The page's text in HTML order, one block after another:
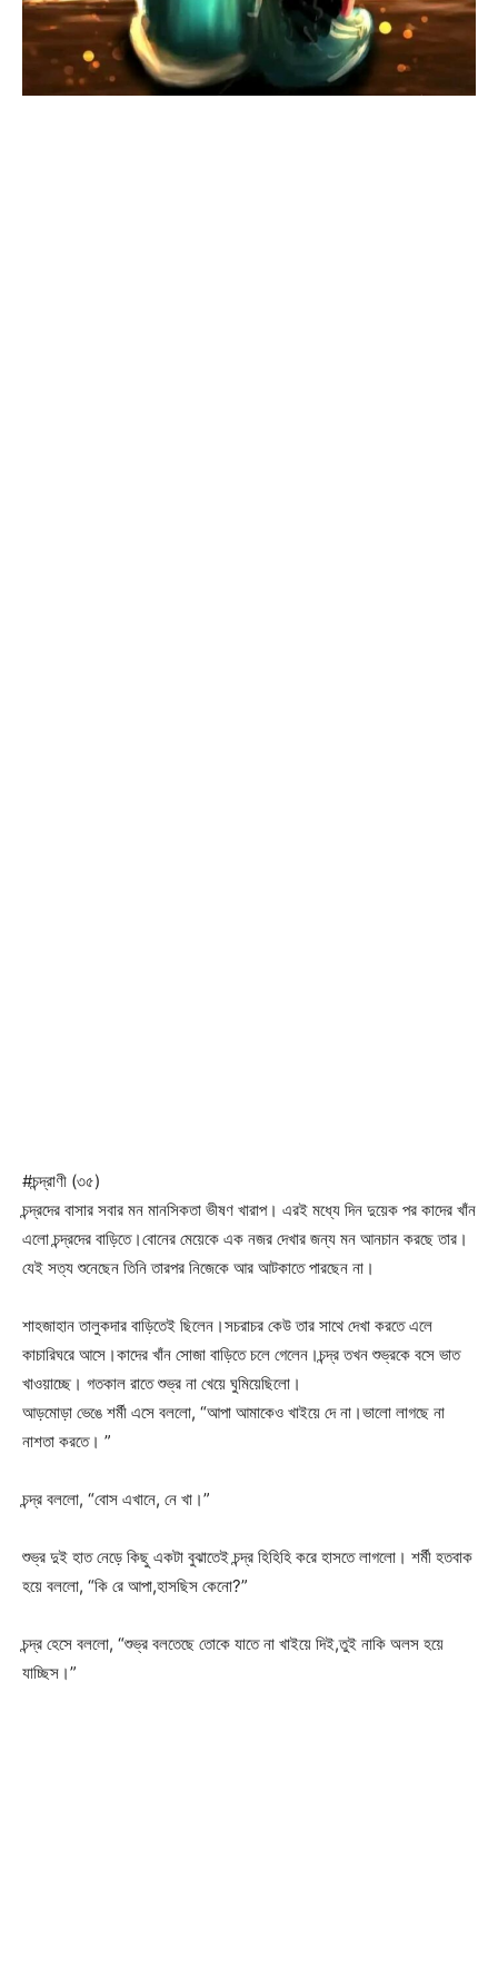
#চন্দ্রাণী (৩৫)
চন্দ্রদের বাসার সবার মন মানসিকতা ভীষণ খারাপ। এরই মধ্যে দিন দুয়েক পর কাদের খাঁন
এলো চন্দ্রদের বাড়িতে।বোনের মেয়েকে এক নজর দেখার জন্য মন আনচান করছে তার।
যেই সত্য শুনেছেন তিনি তারপর নিজেকে আর আটকাতে পারছেন না।
শাহজাহান তালুকদার বাড়িতেই ছিলেন।সচরাচর কেউ তার সাথে দেখা করতে এলে
কাচারিঘরে আসে।কাদের খাঁন সোজা বাড়িতে চলে গেলেন।চন্দ্র তখন শুভ্রকে বসে ভাত
খাওয়াচ্ছে। গতকাল রাতে শুভ্র না খেয়ে ঘুমিয়েছিলো।
আড়মোড়া ভেঙে শর্মী এসে বললো, “আপা আমাকেও খাইয়ে দে না।ভালো লাগছে না
নাশতা করতে। ”
চন্দ্র বললো, “বোস এখানে, নে খা।”
শুভ্র দুই হাত নেড়ে কিছু একটা বুঝাতেই চন্দ্র হিহিহি করে হাসতে লাগলো। শর্মী হতবাক
হয়ে বললো, “কি রে আপা,হাসছিস কেনো?”
চন্দ্র হেসে বললো, “শুভ্র বলতেছে তোকে যাতে না খাইয়ে দিই,তুই নাকি অলস হয়ে
যাচ্ছিস।”